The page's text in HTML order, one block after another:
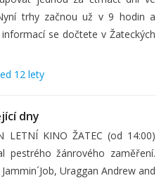
trhy začnou už v 9 hodin a
se dočtete v Žateckých
12 lety
dny
LETNÍ KINO ŽATEC (od 14:00)
pestrého žánrového zaměření.
Uraggan Andrew and